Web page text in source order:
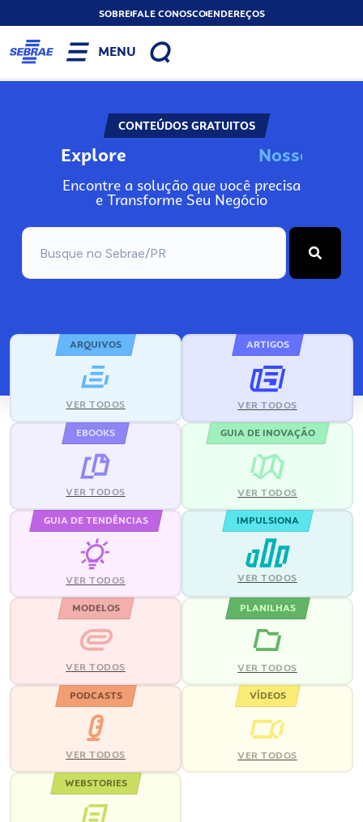
SOBREFALE CONOSCOENDEREÇOS
MENU
CONTEÚDOS GRATUITOS
Explore No
Encontre a solução que você precisa
e Transforme Seu Negócio
ARQUIVOS
VER TODOS
ARTIGOS
VER TODOS
EBOOKS
VER TODOS
GUIA DE INOVAÇÃO
VER TODOS
GUIA DE TENDÊNCIAS
VER TODOS
IMPULSIONA
VER TODOS
MODELOS
VER TODOS
PLANILHAS
VER TODOS
PODCASTS
VER TODOS
VÍDEOS
VER TODOS
WEBSTORIES